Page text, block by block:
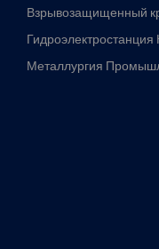
Взрывозащищенный
Гидроэлектростанция
Металлургия